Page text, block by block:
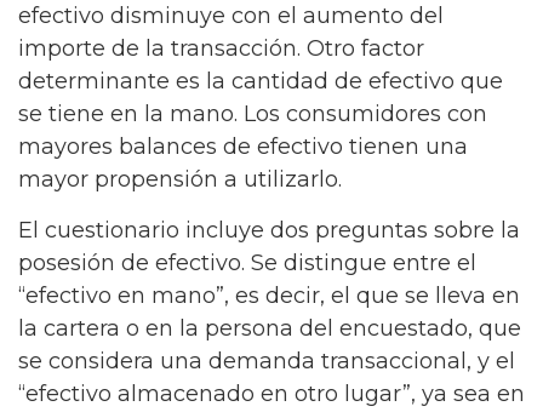
efectivo disminuye con el aumento del
importe de la transacción. Otro factor
determinante es la cantidad de efectivo que
se tiene en la mano. Los consumidores con
mayores balances de efectivo tienen una
mayor propensión a utilizarlo.
El cuestionario incluye dos preguntas sobre la
posesión de efectivo. Se distingue entre el
“efectivo en mano”, es decir, el que se lleva en
la cartera o en la persona del encuestado, que
se considera una demanda transaccional, y el
“efectivo almacenado en otro lugar”, ya sea en